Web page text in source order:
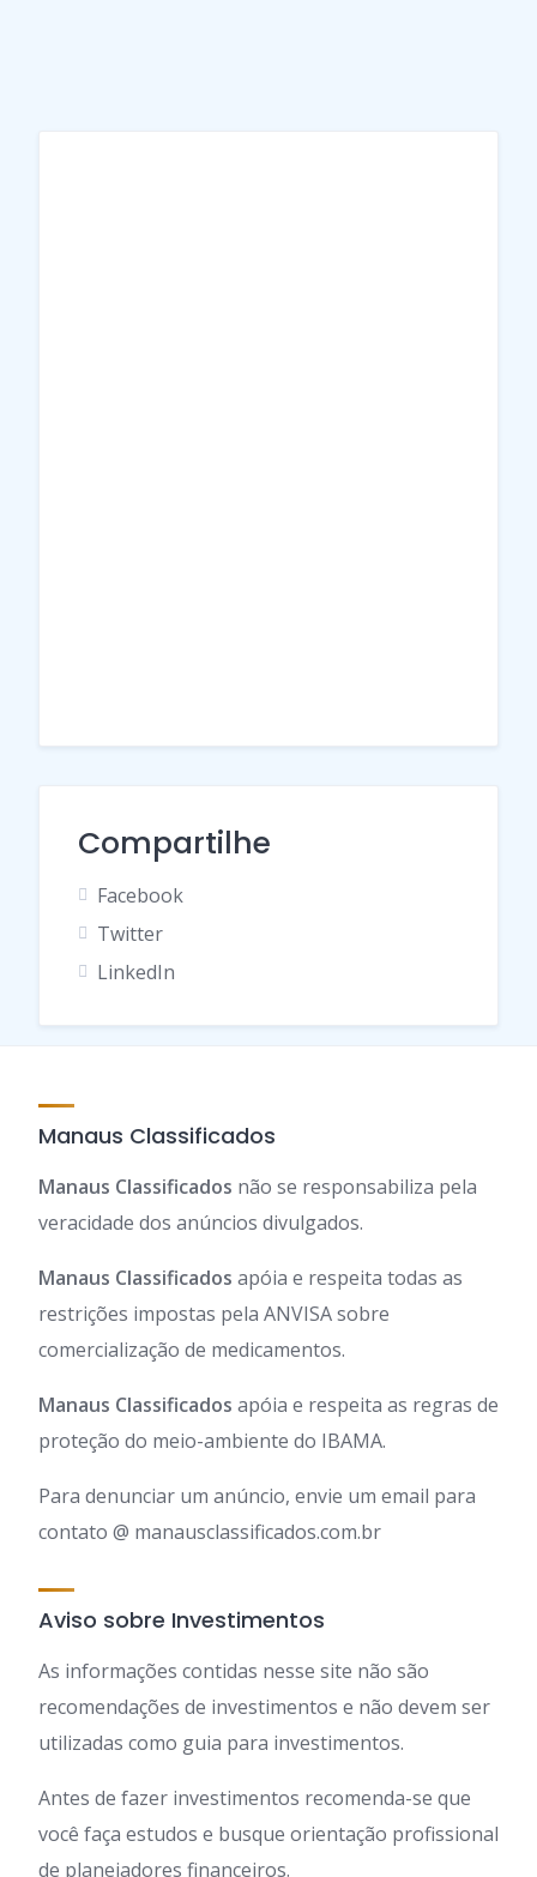
Compartilhe
Facebook
Twitter
LinkedIn
Manaus Classificados
Manaus Classificados não se responsabiliza pela
veracidade dos anúncios divulgados.
Manaus Classificados apóia e respeita todas as
restrições impostas pela ANVISA sobre
comercialização de medicamentos.
Manaus Classificados apóia e respeita as regras de
proteção do meio-ambiente do IBAMA.
Para denunciar um anúncio, envie um email para
contato @ manausclassificados.com.br
Aviso sobre Investimentos
As informações contidas nesse site não são
recomendações de investimentos e não devem ser
utilizadas como guia para investimentos.
Antes de fazer investimentos recomenda-se que
você faça estudos e busque orientação profissional
de planejadores financeiros.